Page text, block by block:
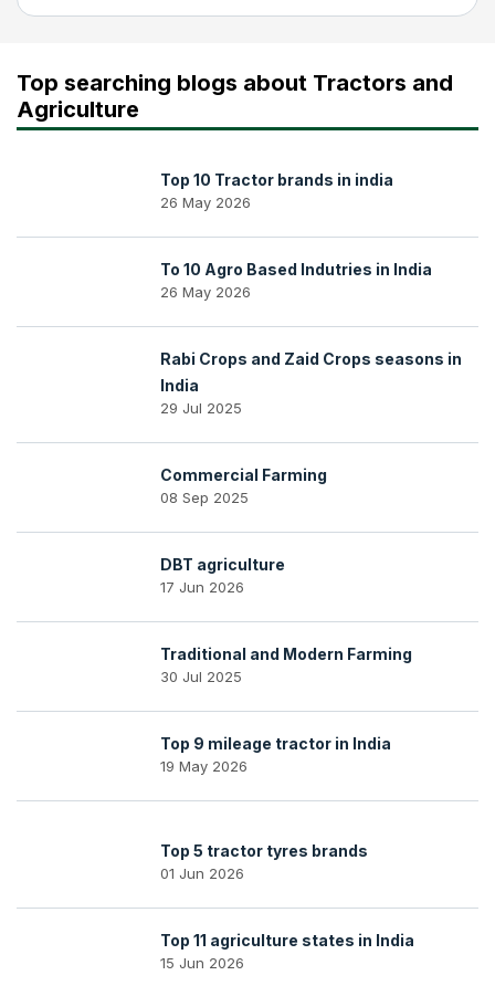
Top searching blogs about Tractors and
Agriculture
Top 10 Tractor brands in india
26 May 2026
To 10 Agro Based Indutries in India
26 May 2026
Rabi Crops and Zaid Crops seasons in
India
29 Jul 2025
Commercial Farming
08 Sep 2025
DBT agriculture
17 Jun 2026
Traditional and Modern Farming
30 Jul 2025
Top 9 mileage tractor in India
19 May 2026
Top 5 tractor tyres brands
01 Jun 2026
Top 11 agriculture states in India
15 Jun 2026